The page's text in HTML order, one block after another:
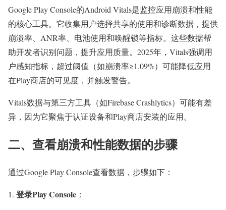
Google Play Console的Android Vitals是监控应用崩溃和性能
的核心工具。它收集用户选择共享的使用和诊断数据，提供
崩溃率、ANR率、电池使用和唤醒锁等指标。这些数据帮
助开发者识别问题，提升应用质量。2025年，Vitals强调用
户感知指标，超过阈值（如崩溃率≥1.09%）可能降低应用
在Play商店的可见度，并触发警告。
Vitals数据与第三方工具（如Firebase Crashlytics）可能有差
异，因为它聚焦于认证设备和Play商店安装的应用。
二、查看崩溃和性能数据的步骤
通过Google Play Console查看数据，步骤如下：
登录Play Console ：